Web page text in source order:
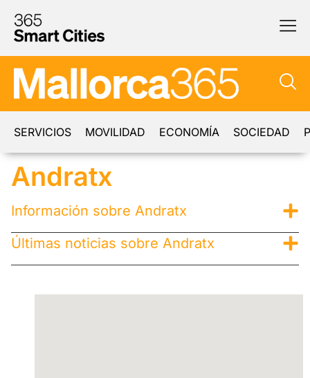
SERVICIOS MOVILIDAD ECONOMÍA SOCIEDAD
Andratx
Información sobre Andratx
Últimas noticias sobre Andratx